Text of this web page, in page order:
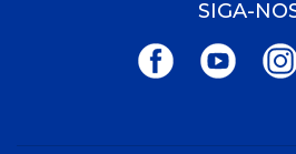
SIGA-